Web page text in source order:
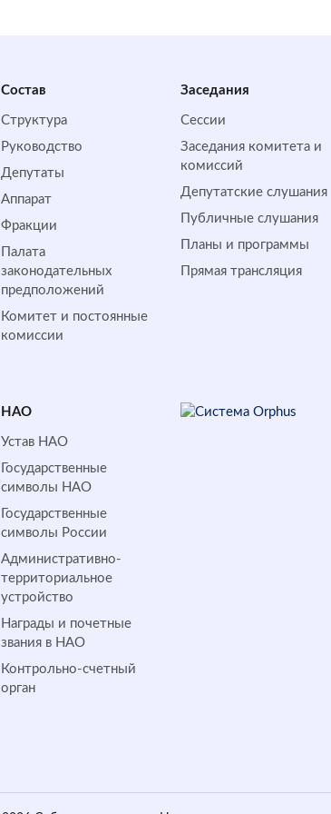
Состав
Структура
Руководство
Депутаты
Аппарат
Фракции
Палата
законодательных
предположений
Комитет и постоянные
комиссии
Заседания
Сессии
Заседания комитета и
комиссий
Депутатские слушания
Публичные слушания
Планы и программы
Прямая трансляция
НАО
Устав НАО
Государственные
символы НАО
Государственные
символы России
Административно-
территориальное
устройство
Награды и почетные
звания в НАО
Контрольно-счетный
орган